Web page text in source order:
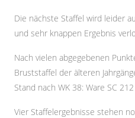
Die nächste Staffel wird leider
und sehr knappen Ergebnis
Nach vielen abgegebenen
Bruststaffel der älteren
Stand nach WK 38: Ware SC
Vier Staffelergebnisse stehen